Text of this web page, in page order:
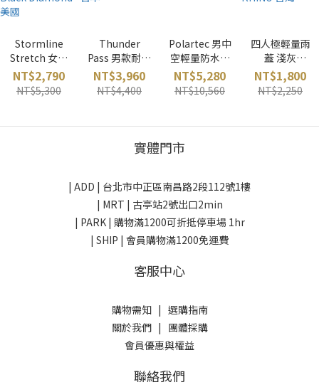
Stormline
Stretch 女款
防水外套 山櫻
粉 Black
Diamond 美
NT$2,790
NT$5,300
Thunder
Pass 男款耐磨
防水外套 灰
mont-bell 日
本
NT$3,960
NT$4,400
Polartec 男中
空輕量防水外
套 藍 wildland
台灣
NT$5,280
NT$10,560
四人極輕量雨
蓋 淺灰
213x362cm
RHINO 台灣
NT$1,800
NT$2,250
實體門市
| ADD | 台北市中正區南昌路2段112號1樓
| MRT | 古亭站2號出口2min
| PARK | 購物滿1200可折抵停車場 1hr
| SHIP | 會員購物滿1200免運費
客服中心
購物需知| 選購指南
關於我們| 團體採購
會員優惠與權益
聯絡我們